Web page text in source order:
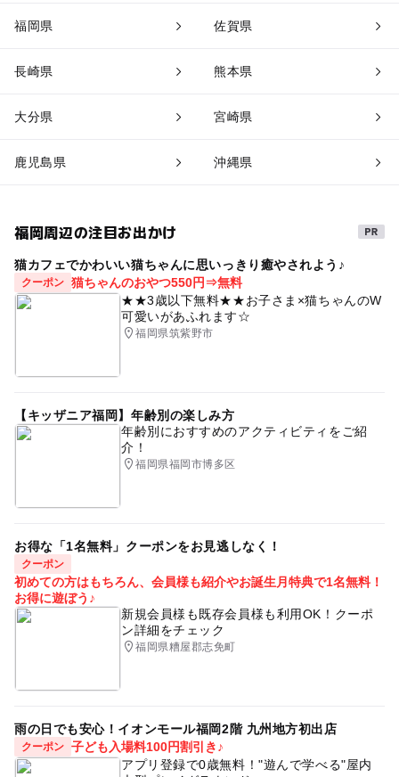
福岡県 佐賀県
長崎県 熊本県
大分県 宮崎県
鹿児島県 沖縄県
福岡周辺の注目お出かけ
猫カフェでかわいい猫ちゃんに思いっきり癒やされよう♪
クーポン 猫ちゃんのおやつ550円⇒無料
★★3歳以下無料★★お子さま×猫ちゃんのW
可愛いがあふれます☆
福岡県筑紫野市
【キッザニア福岡】年齢別の楽しみ方
年齢別におすすめのアクティビティをご紹
介！
福岡県福岡市博多区
お得な「1名無料」クーポンをお見逃しなく！
クーポン
初めての方はもちろん、会員様も紹介やお誕生月特典で1名無料！
お得に遊ぼう♪
新規会員様も既存会員様も利用OK！クーポ
ン詳細をチェック
福岡県糟屋郡志免町
雨の日でも安心！イオンモール福岡2階 九州地方初出店
クーポン 子ども入場料100円割引き♪
アプリ登録で0歳無料！"遊んで学べる"屋内